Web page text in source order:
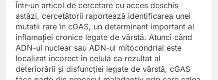
Într-un articol de cercetare cu acces deschis
astăzi, cercetătorii raportează identificarea unei
mutatii rare în cGAS, un determinant important al
inflamației cronice legate de vârstă. Atunci când
ADN-ul nuclear sau ADN-ul mitocondrial este
localizat incorect în celulă ca rezultat al
deteriorării și disfuncției legate de vârstă, cGAS